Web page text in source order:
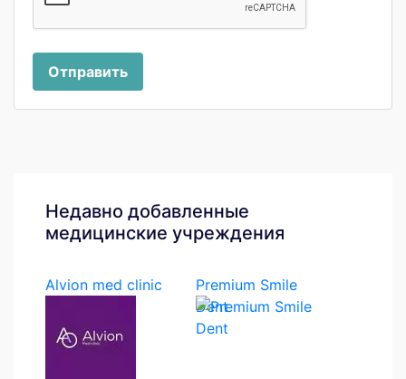
Отправить
Недавно добавленные
медицинские учреждения
Alvion med clinic
Premium Smile
Dent